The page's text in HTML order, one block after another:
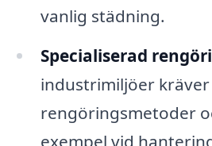
vanlig städning.
Specialiserad
industrimiljöer kräver
rengöringsmetoder
exempel vid